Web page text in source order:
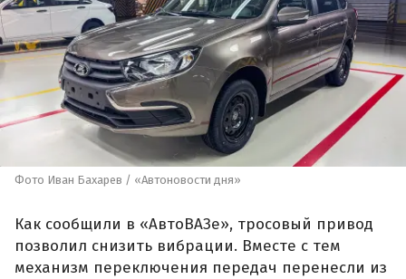
Фото Иван Бахарев / «Автоновости дня»
Как сообщили в «АвтоВАЗе», тросовый привод
позволил снизить вибрации. Вместе с тем
механизм переключения передач перенесли из